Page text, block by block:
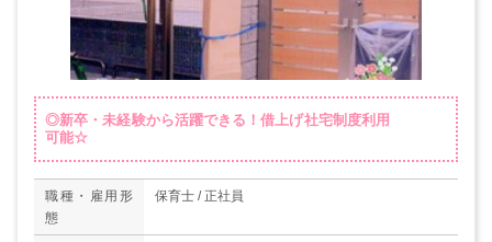
◎新卒・未経験から活躍できる！借上げ社宅制度利用
可能☆
職種・雇用形
態
保育士 / 正社員